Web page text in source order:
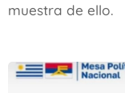
muestra de ello.